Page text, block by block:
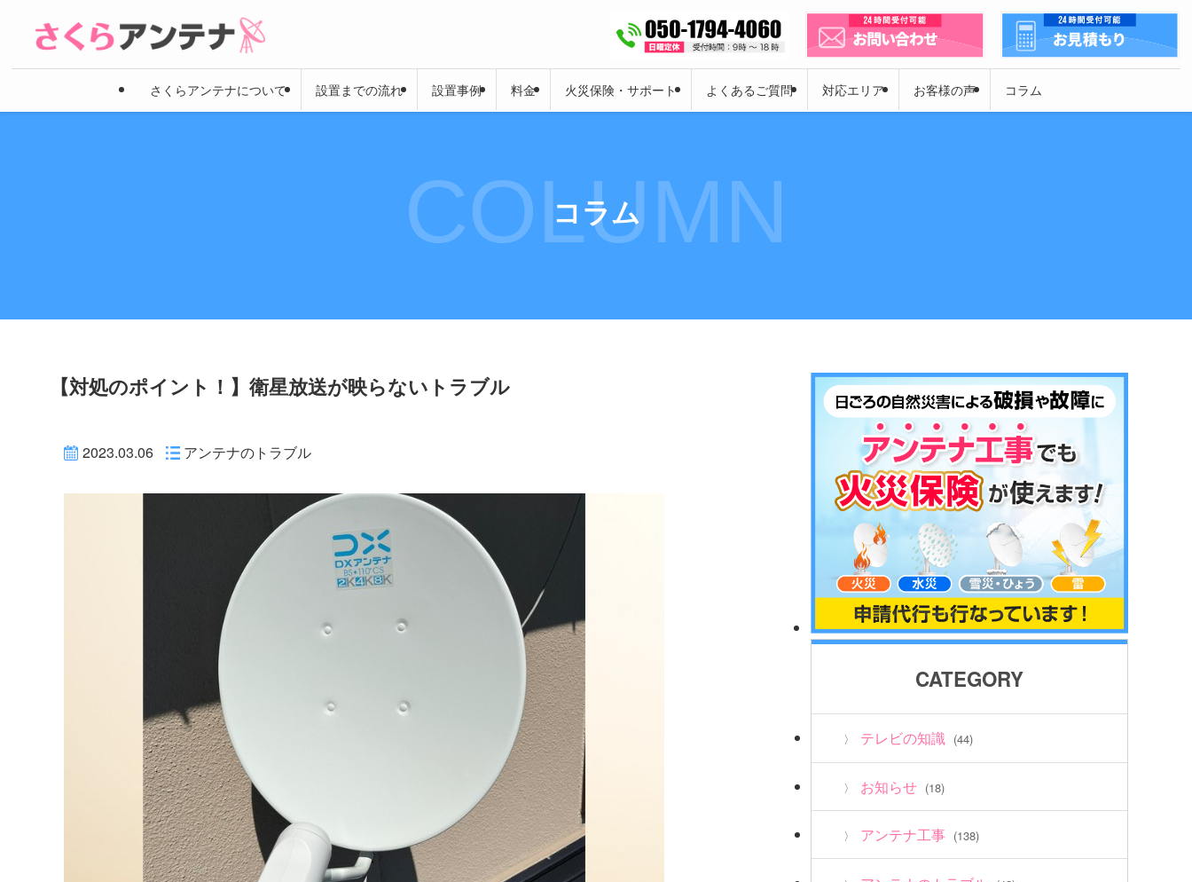
さくらアンテナについて 設置までの流れ 設置事例 料金 火災保険・サポート よくあるご質問 対応エリア お客様の声 コラム
コラム
COLUMN
【対処のポイント！】衛星放送が映らないトラブル
2023.03.06 アンテナのトラブル
CATEGORY
テレビの知識 (44)
お知らせ (18)
アンテナ工事 (138)